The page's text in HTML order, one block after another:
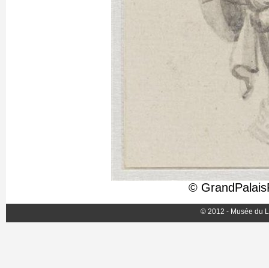
©
© 2012 - Musée du